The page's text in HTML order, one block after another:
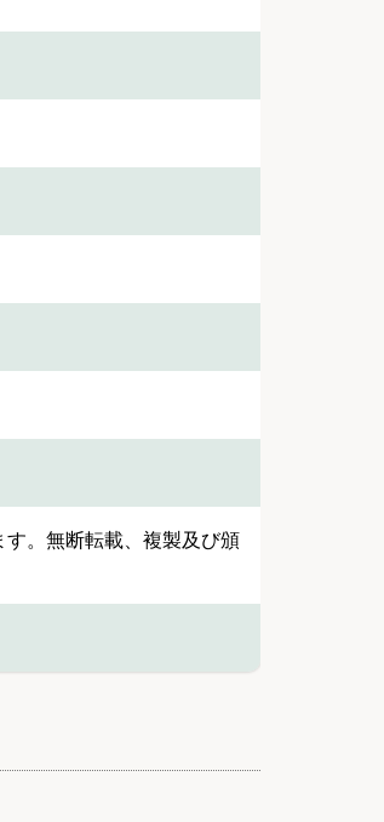
。無断転載、複製及び頒